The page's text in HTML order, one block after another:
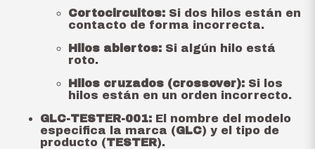
Cortocircuitos:Si dos hilos están en
contacto de forma incorrecta.
Hilos abiertos:Si algún hilo está
roto.
Hilos cruzados (crossover):Si los
hilos están en un orden incorrecto.
GLC-TESTER-001:El nombre del modelo
especifica la marca (GLC) y el tipo de
producto (TESTER).